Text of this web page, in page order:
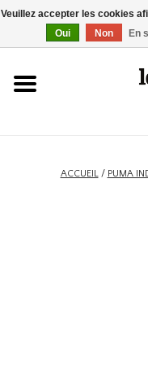
ACCUEIL
ACCUEIL/ PUMA
Veuillez accepter les cookies
Oui
Non En